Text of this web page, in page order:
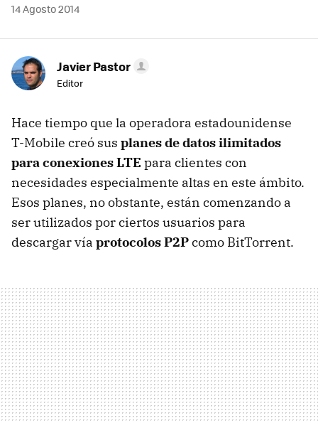
14 Agosto 2014
Javier Pastor
Editor
Hace tiempo que la operadora estadounidense
T-Mobile creó sus planes de datos ilimitados
para conexiones LTE para clientes con
necesidades especialmente altas en este ámbito.
Esos planes, no obstante, están comenzando a
ser utilizados por ciertos usuarios para
descargar vía protocolos P2Pcomo BitTorrent.